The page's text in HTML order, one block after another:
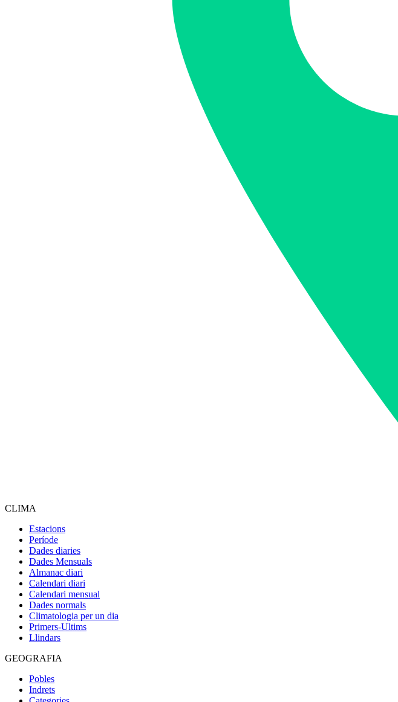
CLIMA
Estacions
Període
Dades diaries
Dades Mensuals
Almanac diari
Calendari diari
Calendari mensual
Dades normals
Climatologia per un dia
Primers-Ultims
Llindars
GEOGRAFIA
Pobles
Indrets